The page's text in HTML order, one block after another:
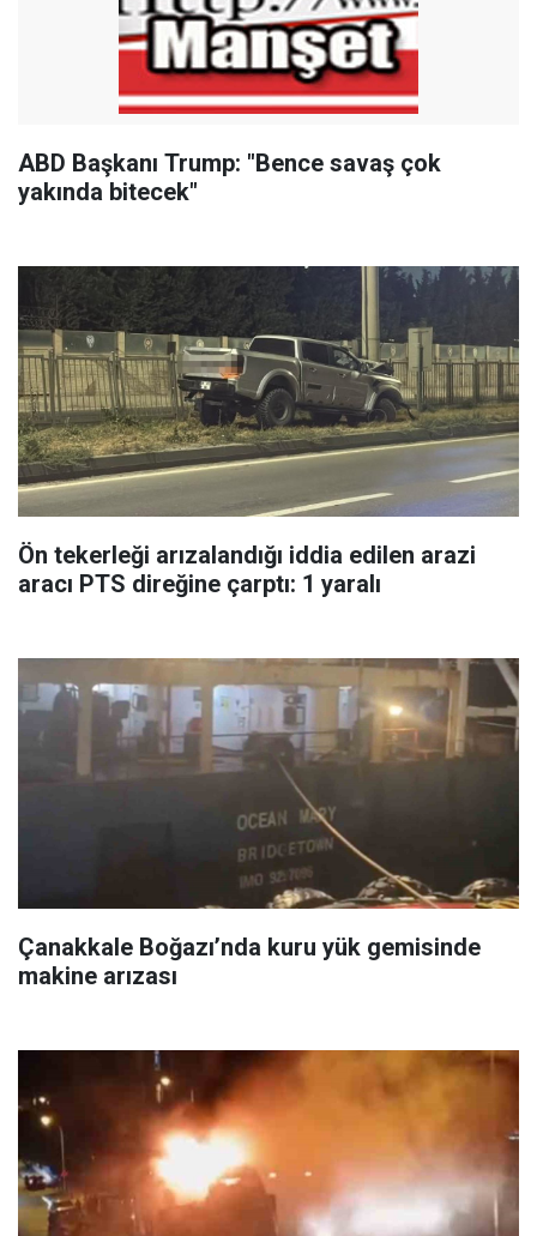
ABD Başkanı Trump: "Bence savaş çok
yakında bitecek"
Ön tekerleği arızalandığı iddia edilen arazi
aracı PTS direğine çarptı: 1 yaralı
Çanakkale Boğazı’nda kuru yük gemisinde
makine arızası